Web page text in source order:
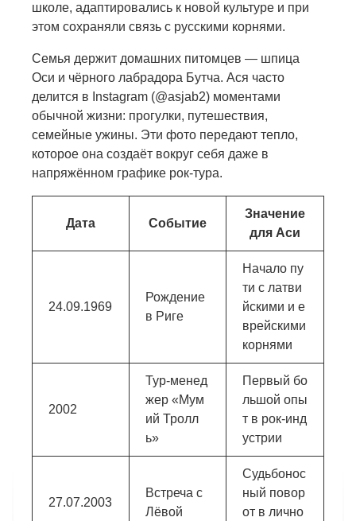
школе, адаптировались к новой культуре и при
этом сохраняли связь с русскими корнями.
Семья держит домашних питомцев — шпица
Оси и чёрного лабрадора Бутча. Ася часто
делится в Instagram (@asjab2) моментами
обычной жизни: прогулки, путешествия,
семейные ужины. Эти фото передают тепло,
которое она создаёт вокруг себя даже в
напряжённом графике рок-тура.
Дата Событие
Значение
для Аси
24.09.1969
Рождение
в Риге
Начало пу
ти с латви
йскими и е
врейскими
корнями
2002
Тур-менед
жер «Мум
ий Тролл
ь»
Первый бо
льшой опы
т в рок-инд
устрии
27.07.2003
Встреча с
Лёвой
Судьбонос
ный повор
от в лично